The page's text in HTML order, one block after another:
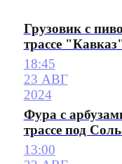
Грузовик с
трассе
18:45
23 АВГ
2024
Фура с
трассе под
13:00